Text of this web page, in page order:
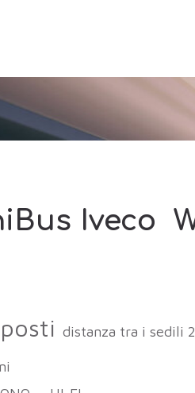
Iveco
posti distanza tra i sedili